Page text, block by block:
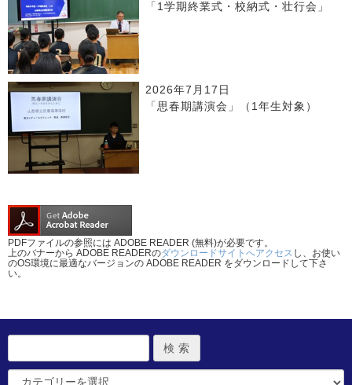
「1学期終業式・校納式・壮行会」
2026年7月17日
「思春期講演会」（1年生対象）
PDFファイルの参照には ADOBE READER (無料)が必要です。
上のバナーから ADOBE READERのダウンロードサイトへアクセス し、お使い
のOS環境に最適なバージョンの ADOBE READER をダウンロードして下さ
い。